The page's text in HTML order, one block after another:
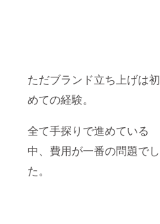
ただブランド立ち上げは初
めての経験。
全て手探りで進めている
中、費用が一番の問題でし
た。